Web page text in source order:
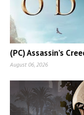
(PC) Assassin’s
August 06, 2026